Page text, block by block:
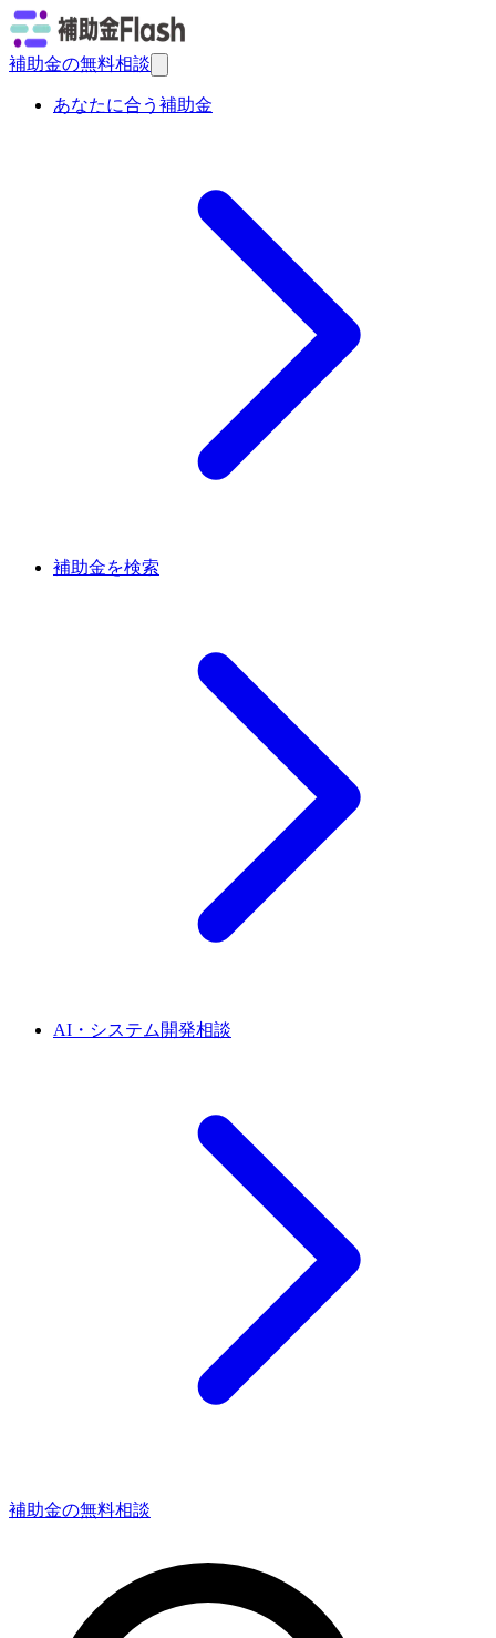
補助金の無料相談
あなたに合う補助金
補助金を検索
AI・システム開発相談
補助金の無料相談